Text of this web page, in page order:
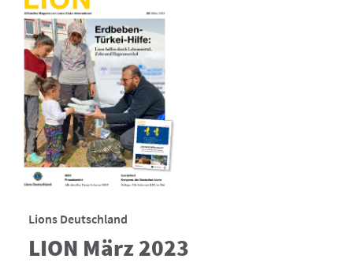
Lions Deutschland
LION März 2023